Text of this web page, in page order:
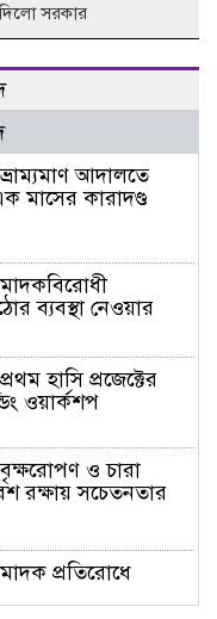
সরকার
আদালতে
মাসের কারাদণ্ড
ব্যবস্থা নেওয়ার
হাসি প্রজেক্টের
ওয়ার্কশপ
ও চারা
রক্ষায় সচেতনতার
প্রতিরোধে